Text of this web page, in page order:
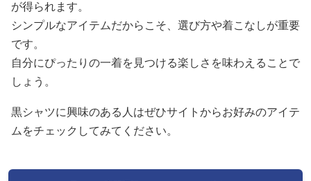
が得られます。
シンプルなアイテムだからこそ、選び方や着こなしが重要
です。
自分にぴったりの一着を見つける楽しさを味わえることで
しょう。
黒シャツに興味のある人はぜひサイトからお好みのアイテ
ムをチェックしてみてください。